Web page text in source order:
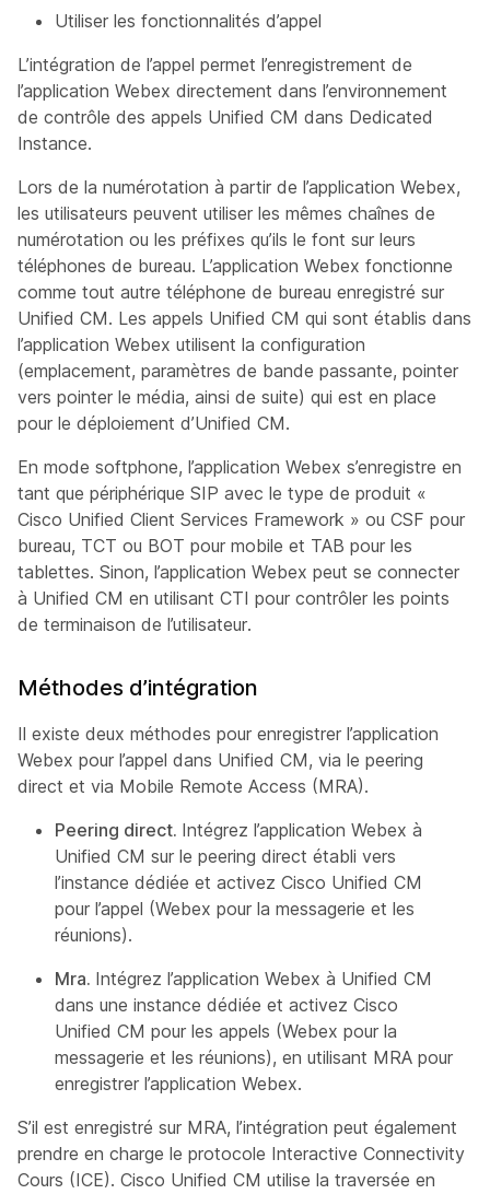
Utiliser les fonctionnalités d’appel
L’intégration de l’appel permet l’enregistrement de
l’application Webex directement dans l’environnement
de contrôle des appels Unified CM dans Dedicated
Instance.
Lors de la numérotation à partir de l’application Webex,
les utilisateurs peuvent utiliser les mêmes chaînes de
numérotation ou les préfixes qu’ils le font sur leurs
téléphones de bureau. L’application Webex fonctionne
comme tout autre téléphone de bureau enregistré sur
Unified CM. Les appels Unified CM qui sont établis dans
l’application Webex utilisent la configuration
(emplacement, paramètres de bande passante, pointer
vers pointer le média, ainsi de suite) qui est en place
pour le déploiement d’Unified CM.
En mode softphone, l’application Webex s’enregistre en
tant que périphérique SIP avec le type de produit «
Cisco Unified Client Services Framework » ou CSF pour
bureau, TCT ou BOT pour mobile et TAB pour les
tablettes. Sinon, l’application Webex peut se connecter
à Unified CM en utilisant CTI pour contrôler les points
de terminaison de l’utilisateur.
Méthodes d’intégration
Il existe deux méthodes pour enregistrer l’application
Webex pour l’appel dans Unified CM, via le peering
direct et via Mobile Remote Access (MRA).
Peering direct. Intégrez l’application Webex à
Unified CM sur le peering direct établi vers
l’instance dédiée et activez Cisco Unified CM
pour l’appel (Webex pour la messagerie et les
réunions).
Mra. Intégrez l’application Webex à Unified CM
dans une instance dédiée et activez Cisco
Unified CM pour les appels (Webex pour la
messagerie et les réunions), en utilisant MRA pour
enregistrer l’application Webex.
S’il est enregistré sur MRA, l’intégration peut également
prendre en charge le protocole Interactive Connectivity
Cours (ICE). Cisco Unified CM utilise la traversée en